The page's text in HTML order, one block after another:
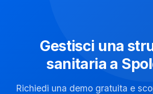
Gestisci una
sanitaria a
Richiedi una demo gratuita e